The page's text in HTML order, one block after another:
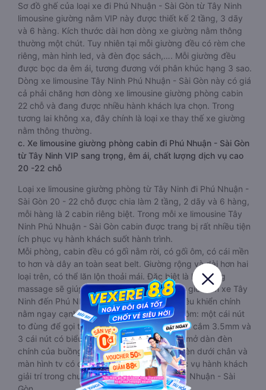
Sơ đồ ghế của loại xe đi Phú Nhuận - Sài Gòn từ Tây Ninh
limousine giường nằm VIP này được thiết kế 2 tầng, 3 dãy
và 6 hàng. Kích thước dài hơn dòng xe giường nằm thông
thường một chút. Tuy nhiên tại mỗi giường đều có rèm che
riêng, màn hình led, và đèn đọc sách,…. Mỗi giường đều
được bọc da êm ái, tương đương với phân khúc hạng 3 sao.
Dòng xe limousine Tây Ninh Phú Nhuận - Sài Gòn này có giá
cả phải chăng hơn dòng xe limousine giường phòng cabin
22 chỗ và đang được nhiều hành khách lựa chọn. Trong
tương lai không xa, đây chính là loại xe thay thế xe giường
nằm thông thường.
c. Xe limousine giường phòng cabin đi Phú Nhuận - Sài Gòn
từ Tây Ninh VIP sang trọng, êm ái, chất lượng dịch vụ cao
20 -22 chỗ
Loại xe limousine giường phòng từ Tây Ninh đi Phú Nhuận -
Sài Gòn 20 - 22 chỗ được chia làm 2 tầng, 2 dãy và 6 hàng,
mỗi hàng là 2 cabin riêng biệt. Trong mỗi xe limousine Tây
Ninh Phú Nhuận - Sài Gòn cabin được trang bị rất nhiều tiện
ích phục vụ hành khách suốt hành trình.
Mỗi phòng, cabin đều có gối nằm rời, có gối ôm, có cái mền
to hơn và dây an toàn seat belt. Giường rộng và dài hơn hai
loại trên, có thể lăn lộn thoải mái. Đặc biệt là hệ thống
massage sẽ giúp bạn thư giãn trong những giờ nằm xe Tây
Ninh đến Phú Nhuận - Sài Gòn dài. Bảng điều khiển chính
nằm ngay cạnh đầu để tiện tay tuỳ chỉnh gồm: một cái nút
to đùng để gọi tiếp viên, 2 cổng USB , 1 jack cắm 3.5mm và
3 cái nút có biểu tượng nguồn dùng để tắt/mở dàn đèn
chính của buồng nằm chạy dọc trên đầu, đèn dưới chân và
màn hình tv có đầy đủ phim chuẩn HD phục vụ hành khách
giải trí trong chuyến đi từ Tây Ninh đến Phú Nhuận - Sài